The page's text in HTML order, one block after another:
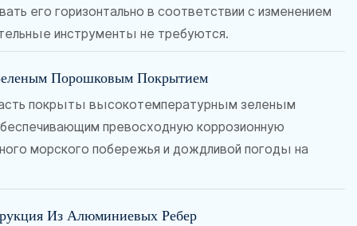
его горизонтально в соответствии с изменением
инструменты не требуются.
Порошковым Покрытием
покрыты высокотемпературным зеленым
превосходную коррозионную
морского побережья и дождливой погоды на
Из Алюминиевых Ребер